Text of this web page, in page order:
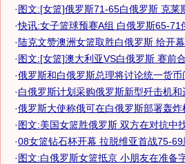
·图文:[女篮]俄罗斯71-65白俄罗斯 克莱
·快讯:女子篮球预赛A组 白俄罗斯65-71
· 陆克文赞澳洲女篮取胜白俄罗斯 给开幕
·图文:[女篮]澳大利亚VS白俄罗斯 赛前
·俄罗斯和白俄罗斯总理将讨论统一货币
·白俄罗斯计划采购俄罗斯新型歼击机和
·俄罗斯大使称俄可在白俄罗斯部署轰炸
·图文:美国女篮胜俄罗斯 双方在对抗中
·08女篮钻石杯开幕 拉脱维亚首战75-
·图文:白俄罗斯女篮抵京 小朋友在准备